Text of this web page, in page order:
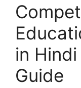
in
Guide